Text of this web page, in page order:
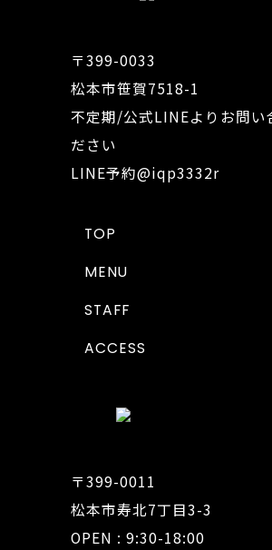
〒399-0033
松本市笹賀7518-1
不定期/公式LINEよりお問い
ださい
LINE予約@iqp3332r
TOP
MENU
STAFF
ACCESS
〒399-0011
松本市寿北7丁目3-3
OPEN : 9:30-18:00